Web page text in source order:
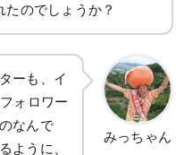
たのでしょうか？
ーも、イ
ォロワー
なんで
ように、
みっちゃん